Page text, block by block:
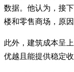
数据。他认为，接
楼和零售商场，原
此外，建筑成本呈
优越且能提供稳定